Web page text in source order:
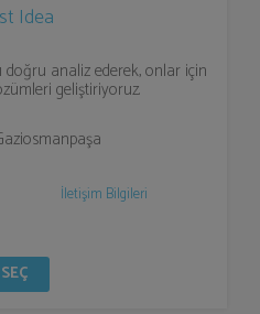
Idea
doğru analiz ederek, onlar için
geliştiriyoruz.
İletişim Bilgileri
SEÇ